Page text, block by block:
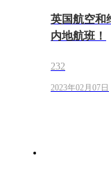
英国航空和
内地航班！
232
2023年02月07日